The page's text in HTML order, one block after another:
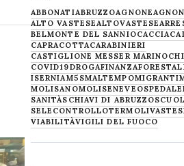
ABBONATIABRUZZOAGNONE
ALTO VASTESEALTOVASTESE
BELMONTE DEL SANNIOCACCIA
CAPRACOTTACARABINIERI
CASTIGLIONE MESSER MARINO
COVID19DROGAFINANZA
ISERNIAM5SMALTEMPOMIGRANTI
MOLISANOMOLISENEVE OSPEDALE
SANITÀSCHIAVI DI ABRUZZO
SELECONTROLLOTERMOLI
VIABILITÀVIGILI DEL FUOCO